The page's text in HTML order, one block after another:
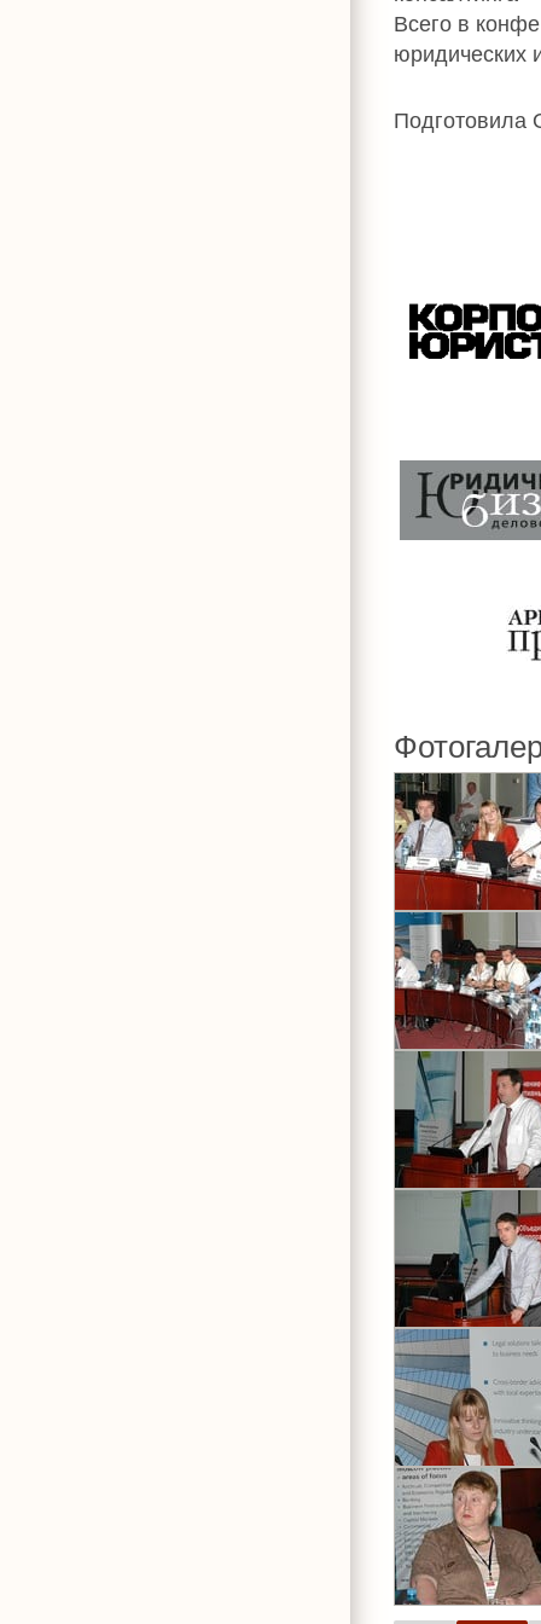
Всего в
юридических
Подготовила